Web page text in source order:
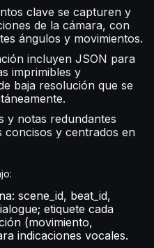
clave se capturen y
de la cámara, con
ángulos y movimientos.
incluyen JSON para
imprimibles y
baja resolución que se
y notas redundantes
concisos y centrados en
scene_id, beat_id,
etiquete cada
(movimiento,
indicaciones vocales.